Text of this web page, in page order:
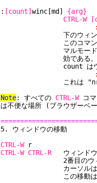
: [count] winc[md] {arg}
CTRL-W
下のウィンドウ
このコマンド
マルモードが使用でき
効である。
count はウィンドウ
:exe nr ..
これは "nr" 番のウ
Note: すべての CTRL-Wコマ
は不便な場所 (ブラウザーベ
5. ウィ
CTRL-W
CTRL-W CTRL-R ウィンドウ
2番目のウィンドウは3
カーソルは同じウ
この移動はカレントウ